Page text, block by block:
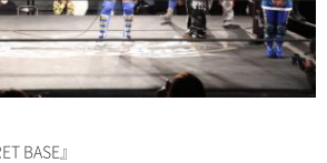
BASE』